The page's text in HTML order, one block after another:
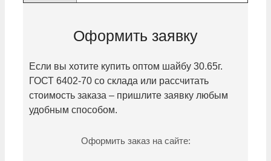
Оформить заявку
Если вы хотите купить оптом шайбу 30.65г.
ГОСТ 6402-70 со склада или рассчитать
стоимость заказа – пришлите заявку любым
удобным способом.
Оформить заказ на сайте: